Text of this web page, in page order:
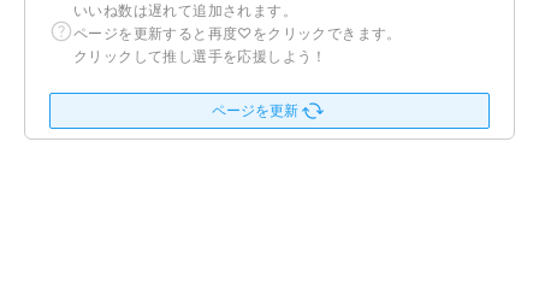
いいね数は遅れて追加されます。
ページを更新すると再度♡をクリックできます。
クリックして推し選手を応援しよう！
ページを更新